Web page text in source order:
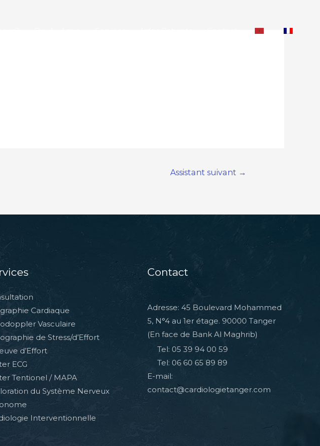
Assistant suivant →
Cardiaque
Vasculaire
de Stress/d’Effort
d’Effort
ECG
Tentionel / MAPA
du Système Nerveux
Interventionnelle
Contact
Adresse: 45 Boulevard Mohammed
5, N°4 au 1er étage. 90000 Tanger
(En face de Bank Al Maghrib)
Tel: 05 39 94 00 59
Tel: 06 60 65 89 89
E-mail:
contact@cardiologietanger.com